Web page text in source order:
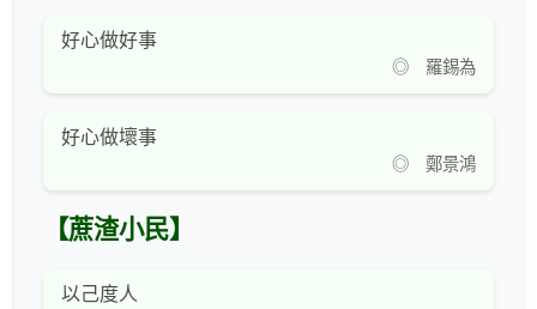
好心做好事
◎ 羅錫為
好心做壞事
◎ 鄭景鴻
【蔗渣小民】
以己度人